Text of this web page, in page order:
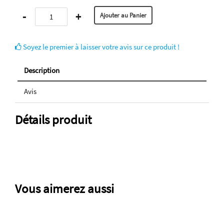
- +
Soyez le premier à laisser votre avis sur ce produit !
Description
Avis
Détails produit
Vous aimerez aussi